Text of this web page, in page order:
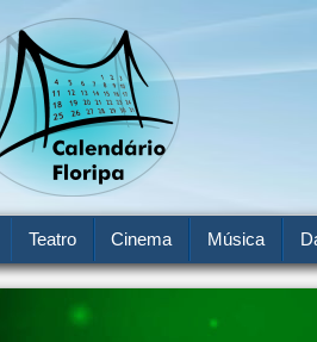
Teatro Cinema Música